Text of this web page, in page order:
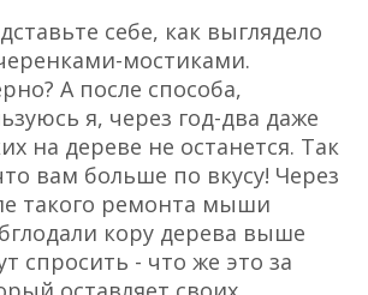
себе, как выглядело
мостиками.
А после способа,
я, через год-два даже
на дереве не останется. Так
вам больше по вкусу! Через
такого ремонта мыши
кору дерева выше
спросить - что же это за